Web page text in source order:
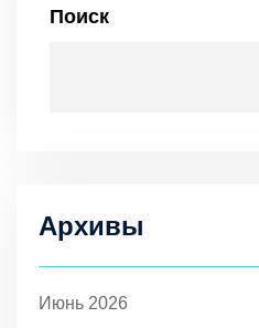
Поиск
Архивы
Июнь 2026